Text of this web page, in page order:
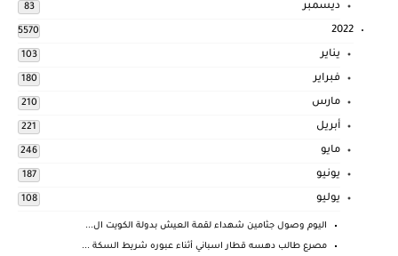
ديسمبر 83
2022
5570
يناير 103
فبراير 180
مارس 210
أبريل 221
مايو 246
يونيو 187
يوليو 108
اليوم وصول جثامين شهداء لقمة العيش بدولة الكويت ال...
مصرع طالب دهسه قطار اسباني أثناء عبوره شريط السكة ...